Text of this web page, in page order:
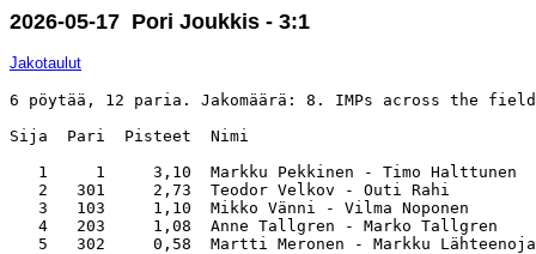
2026-05-17 Pori Joukkis - 3:1
Jakotaulut
6 pöytää, 12 paria. Jakomäärä: 8. IMPs across the
Sija  Pari  Pisteet  Nimi
1     1     3,10  Markku Pekkinen - Timo
2   301     2,73  Teodor Velkov - Outi Rahi
3   103     1,10  Mikko Vänni - Vilma Noponen
4   203     1,08  Anne Tallgren - Marko Tallgren
5   302     0,58  Martti Meronen - Markku